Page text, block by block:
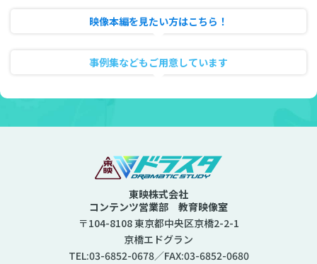
映像本編を見たい方はこちら！
事例集などもご用意しています
東映株式会社
コンテンツ営業部 教育映像室
〒104-8108 東京都中央区京橋2-2-1
京橋エドグラン
TEL:03-6852-0678／FAX:03-6852-0680